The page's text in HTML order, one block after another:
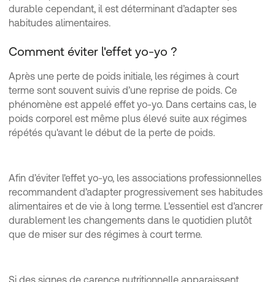
durable cependant, il est déterminant d’adapter ses
habitudes alimentaires.
Comment éviter l'effet yo-yo ?
Après une perte de poids initiale, les régimes à court
terme sont souvent suivis d’une reprise de poids. Ce
phénomène est appelé effet yo-yo. Dans certains cas, le
poids corporel est même plus élevé suite aux régimes
répétés qu'avant le début de la perte de poids.
Afin d’éviter l'effet yo-yo, les associations professionnelles
recommandent d’adapter progressivement ses habitudes
alimentaires et de vie à long terme. L'essentiel est d'ancrer
durablement les changements dans le quotidien plutôt
que de miser sur des régimes à court terme.
Si des signes de carence nutritionnelle apparaissent